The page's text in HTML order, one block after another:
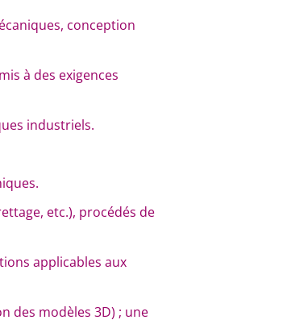
conception
à des exigences
industriels.
etc.), procédés de
applicables aux
des modèles 3D) ; une